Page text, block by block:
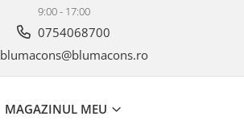
9:00 - 17:00
0754068700
blumacons@blumacons.ro
MAGAZINUL MEU